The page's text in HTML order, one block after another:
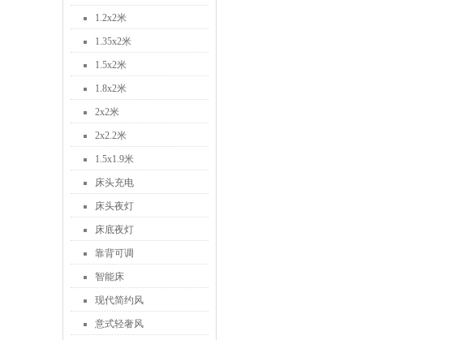
1.2x2米
1.35x2米
1.5x2米
1.8x2米
2x2米
2x2.2米
1.5x1.9米
床头充电
床头夜灯
床底夜灯
靠背可调
智能床
现代简约风
意式轻奢风